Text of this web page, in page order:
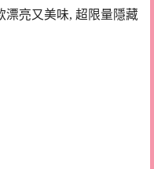
漂亮又美味, 超限量隱藏